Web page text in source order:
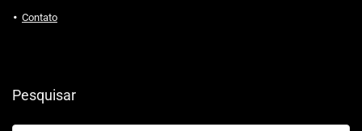
Contato
Pesquisar